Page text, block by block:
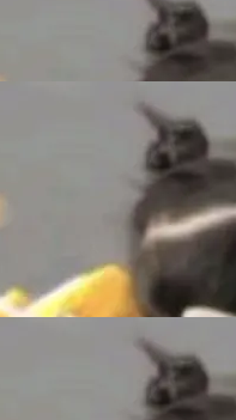
新的发
版维基百
Groki
生成内
科网站
现，无论
近期更
、写 R
、
翻译文
围绕三
：
Iceb
的那一
一步支